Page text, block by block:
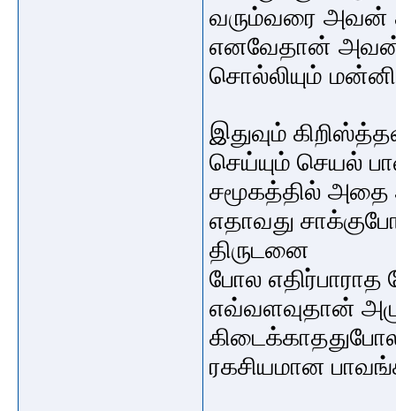
வரும்வரை அவன்
எனவேதான் அவன்
சொல்லியும்
இதுவும்
செய்யும் செயல்
சமூகத்தில் அதை
எதாவது சாக்கு
திருடனை
போல எதிர்பாராத
எவ்வளவுதான்
கிடைக்காதது
ரகசியமான